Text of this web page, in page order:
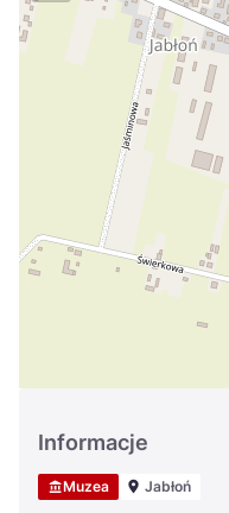
Україна
Informacje
Muzea Jabłoń